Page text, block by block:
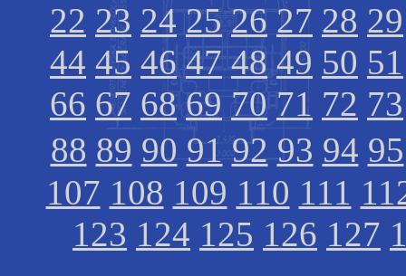
22 23 24 25 26 27 28 29
44 45 46 47 48 49 50 51
66 67 68 69 70 71 72 73
88 89 90 91 92 93 94 95
107 108 109 110 111
123 124 125 126 127